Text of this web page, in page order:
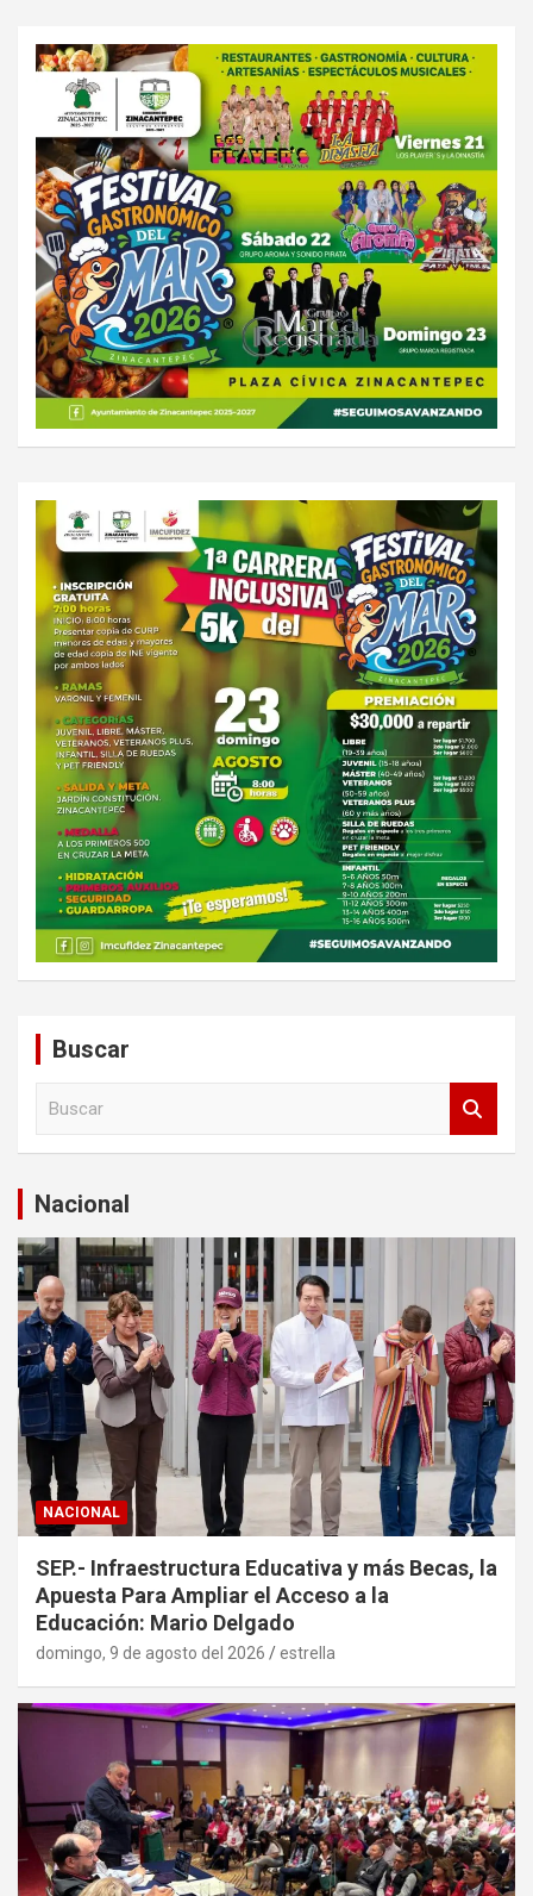
Buscar
a
r
Nacional
NACIONAL
SEP.- Infraestructura Educativa y más Becas, la
Apuesta Para Ampliar el Acceso a la
Educación: Mario Delgado
domingo, 9 de agosto del 2026 estrella